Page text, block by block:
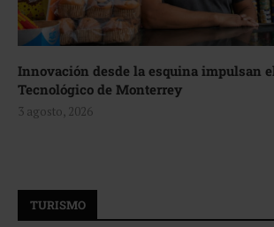
Innovación desde la esquina impulsan
Tecnológico de Monterrey
3 agosto, 2026
TURISMO